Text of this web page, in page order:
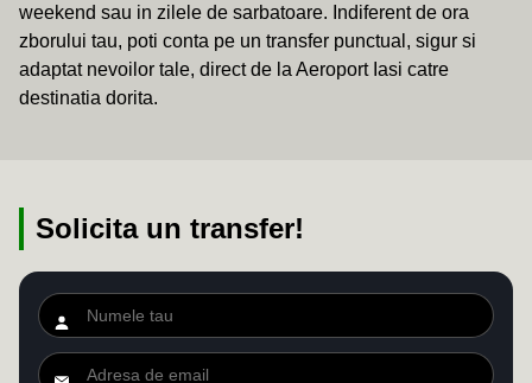
weekend sau in zilele de sarbatoare. Indiferent de ora
zborului tau, poti conta pe un transfer punctual, sigur si
adaptat nevoilor tale, direct de la Aeroport Iasi catre
destinatia dorita.
Solicita un transfer!